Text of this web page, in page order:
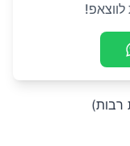
לווצאפ!
רבות)